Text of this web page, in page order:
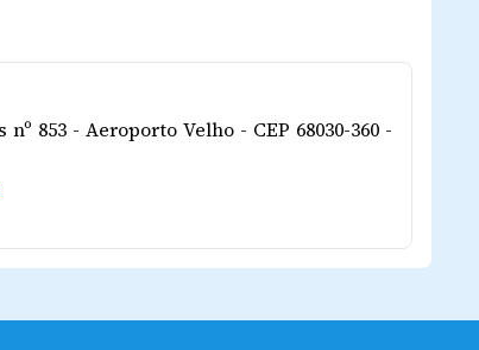
nº 853 - Aeroporto Velho - CEP 68030-360 -